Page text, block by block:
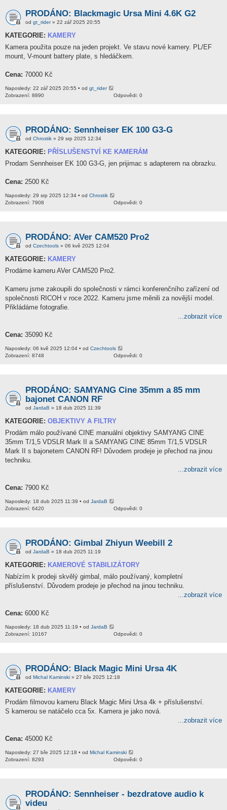
PRODÁNO: Blackmagic Ursa Mini 4.6K G2
od gt_rider» 22 zář 2025 20:55
KATEGORIE: KAMERY
Kamera použita pouze na jeden projekt. Ve stavu nové kamery. PL/EF
mount, V-mount battery plate, s hledáčkem.
Cena: 70000 Kč
Naposledy: 22 zář 2025 20:55 • od gt_rider
Odpovědi: 0
Zobrazení: 8890
PRODÁNO: Sennheiser EK 100 G3-G
od Chrostik » 29 srp 2025 12:34
KATEGORIE: PŘÍSLUŠENSTVÍ KE KAMERÁM
Prodam Sennheiser EK 100 G3-G, jen prijimac s adapterem na obrazku.
Cena: 2500 Kč
Naposledy: 29 srp 2025 12:34 • od Chrostik
Odpovědi: 0
Zobrazení: 7908
PRODÁNO: AVer CAM520 Pro2
od Czechtools » 06 kvě 2025 12:04
KATEGORIE: KAMERY
Prodáme kameru AVer CAM520 Pro2.
Kameru jsme zakoupili do společnosti v rámci konferenčního zařízení od
společnosti RICOH v roce 2022. Kameru jsme měnili za novější model.
Přikládáme fotografie.
...zobrazit více
Cena: 35090 Kč
Naposledy: 06 kvě 2025 12:04 • od Czechtools
Odpovědi: 0
Zobrazení: 8748
PRODÁNO: SAMYANG Cine 35mm a 85 mm
bajonet CANON RF
od JardaB » 18 dub 2025 11:39
KATEGORIE: OBJEKTIVY A FILTRY
Prodám málo používané CINE manuální objektivy SAMYANG CINE
35mm T/1,5 VDSLR Mark II a SAMYANG CINE 85mm T/1,5 VDSLR
Mark II s bajonetem CANON RF! Důvodem prodeje je přechod na jinou
techniku.
...zobrazit více
Cena: 7900 Kč
Naposledy: 18 dub 2025 11:39 • od JardaB
Odpovědi: 0
Zobrazení: 6420
PRODÁNO: Gimbal Zhiyun Weebill 2
od JardaB » 18 dub 2025 11:19
KATEGORIE: KAMEROVÉ STABILIZÁTORY
Nabízím k prodeji skvělý gimbal, málo používaný, kompletní
příslušenství. Důvodem prodeje je přechod na jinou techniku.
...zobrazit více
Cena: 6000 Kč
Naposledy: 18 dub 2025 11:19 • od JardaB
Odpovědi: 0
Zobrazení: 10167
PRODÁNO: Black Magic Mini Ursa 4K
od Michal Kaminski » 27 bře 2025 12:18
KATEGORIE: KAMERY
Prodám filmovou kameru Black Magic Mini Ursa 4k + příslušenství.
S kamerou se natáčelo cca 5x. Kamera je jako nová.
...zobrazit více
Cena: 45000 Kč
Naposledy: 27 bře 2025 12:18 • od Michal Kaminski
Odpovědi: 0
Zobrazení: 8293
PRODÁNO: Sennheiser - bezdratove audio k
videu